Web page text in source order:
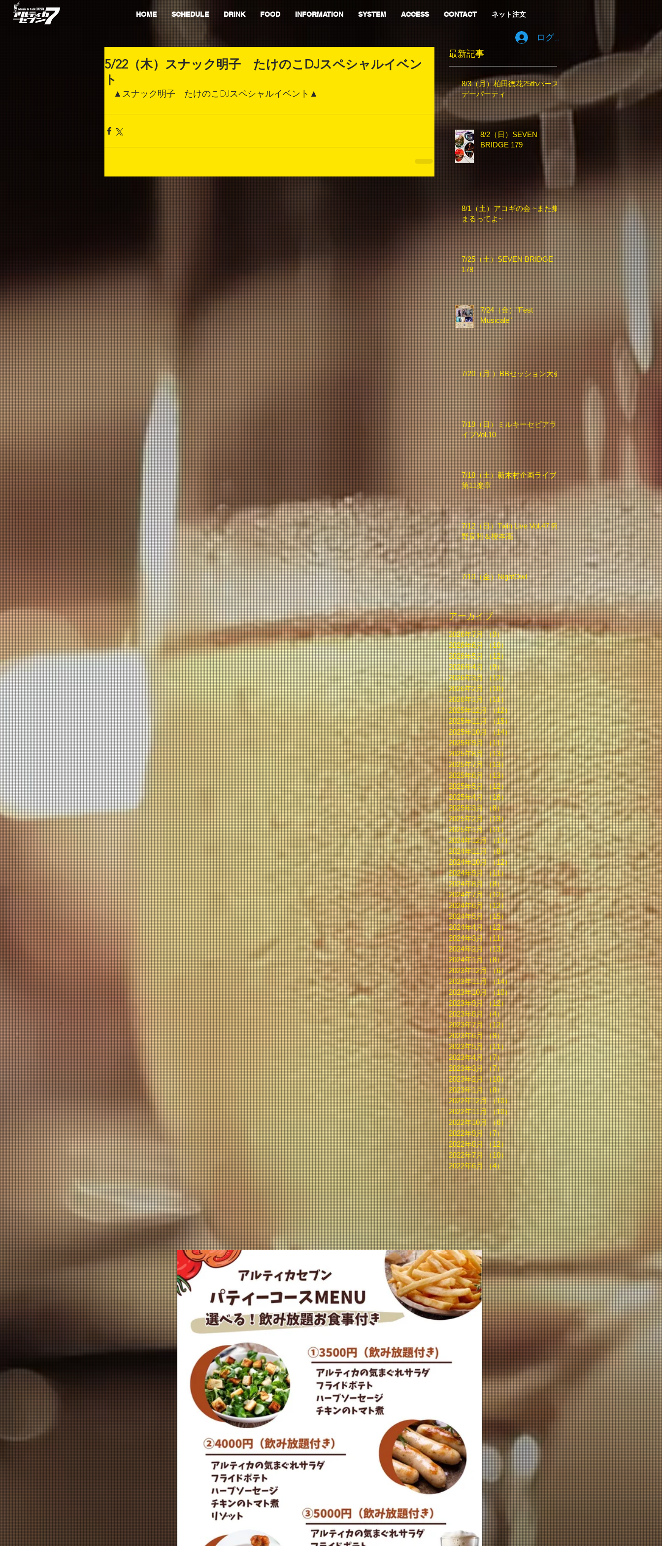
HOME SCHEDULE DRINK FOOD INFORMATION SYSTEM ACCESS CONTACT ネット注文
ログイン
5/22（木）スナック明子 たけのこDJスペシャルイベン
ト
▲スナック明子　たけのこDJスペシャルイベント▲
最新記事
8/3（月）柏田徳花25thバース
デーパーティ
8/2（日）SEVEN
BRIDGE 179
8/1（土）アコギの会 ~また集
まるってよ~
7/25（土）SEVEN BRIDGE
178
7/24（金）"Fest
Musicale"
7/20（月 ）BBセッション大会
7/19（日）ミルキーセピアラ
イブVol.10
7/18（土）新木村企画ライブ
第11楽章
7/12（日）Twin Live Vol.47 狩
野良昭＆榎本高
7/10（金）NightOwl
アーカイブ
2026年7月 （9）9件の記事
2026年6月 （10）10件の記事
2026年5月 （12）12件の記事
2026年4月 （9）9件の記事
2026年3月 （12）12件の記事
2026年2月 （10）10件の記事
2026年1月 （11）11件の記事
2025年12月 （12）12件の記事
2025年11月 （15）15件の記事
2025年10月 （14）14件の記事
2025年9月 （11）11件の記事
2025年8月 （13）13件の記事
2025年7月 （13）13件の記事
2025年6月 （13）13件の記事
2025年5月 （12）12件の記事
2025年4月 （16）16件の記事
2025年3月 （8）8件の記事
2025年2月 （13）13件の記事
2025年1月 （11）11件の記事
2024年12月 （17）17件の記事
2024年11月 （8）8件の記事
2024年10月 （12）12件の記事
2024年9月 （11）11件の記事
2024年8月 （8）8件の記事
2024年7月 （12）12件の記事
2024年6月 （12）12件の記事
2024年5月 （15）15件の記事
2024年4月 （12）12件の記事
2024年3月 （11）11件の記事
2024年2月 （13）13件の記事
2024年1月 （8）8件の記事
2023年12月 （6）6件の記事
2023年11月 （14）14件の記事
2023年10月 （10）10件の記事
2023年9月 （12）12件の記事
2023年8月 （4）4件の記事
2023年7月 （12）12件の記事
2023年6月 （9）9件の記事
2023年5月 （11）11件の記事
2023年4月 （7）7件の記事
2023年3月 （7）7件の記事
2023年2月 （10）10件の記事
2023年1月 （8）8件の記事
2022年12月 （10）10件の記事
2022年11月 （10）10件の記事
2022年10月 （6）6件の記事
2022年9月 （7）7件の記事
2022年8月 （12）12件の記事
2022年7月 （10）10件の記事
2022年6月 （4）4件の記事